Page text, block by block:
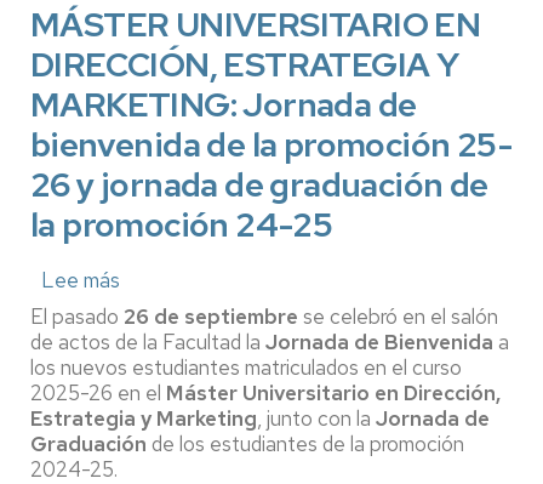
Periodismo
estudiantes
del
Grado
en
Economía
MÁSTER UNIVERSITARIO EN
DIRECCIÓN, ESTRATEGIA Y
MARKETING: Jornada de
bienvenida de la promoción 25-
26 y jornada de graduación de
la promoción 24-25
Lee más
MÁSTER
UNIVERSITARIO
EN
DIRECCIÓN,
ESTRATEGIA
Y
MARKETING:
El pasado 26 de septiembre se celebró en el salón
de actos de la Facultad la Jornada de Bienvenida a
los nuevos estudiantes matriculados en el curso
2025-26 en el Máster Universitario en Dirección,
Estrategia y Marketing, junto con la Jornada de
Graduación de los estudiantes de la promoción
2024-25.